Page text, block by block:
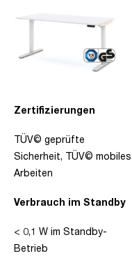
Zertifizierungen
Verbrauch im Standby
TÜV© geprüfte
Sicherheit, TÜV© mobiles
Arbeiten
< 0,1 W im Standby-
Betrieb